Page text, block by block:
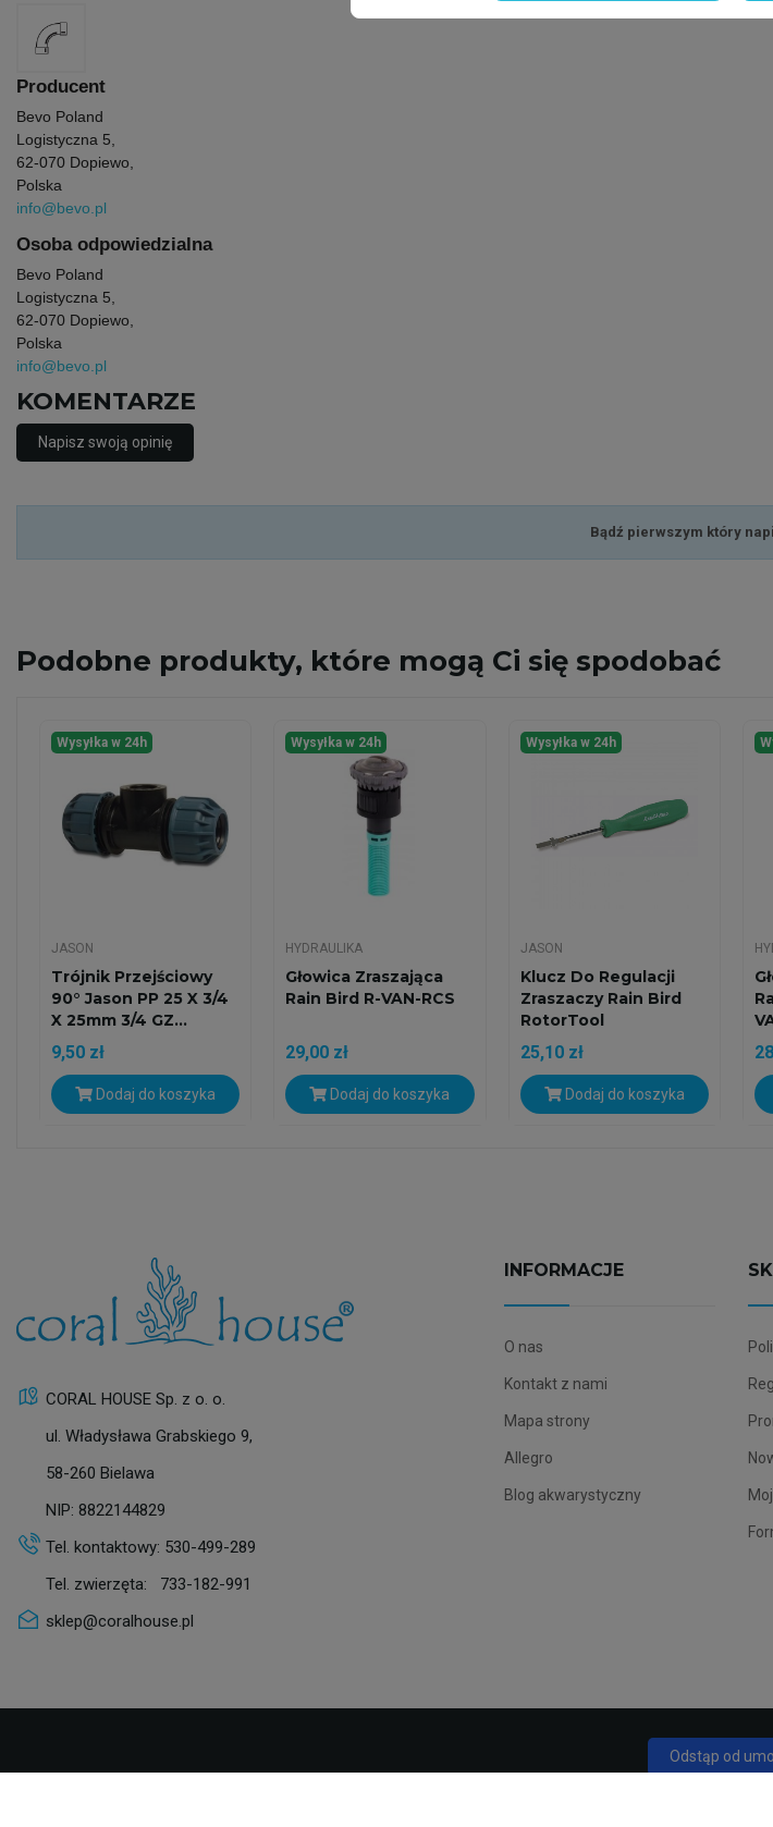
Producent
Bevo Poland
Logistyczna 5,
62-070 Dopiewo,
Polska
info@bevo.pl
Osoba odpowiedzialna
Bevo Poland
Logistyczna 5,
62-070 Dopiewo,
Polska
info@bevo.pl
KOMENTARZE
Napisz swoją opinię
Bądź pierwszym który
Podobne produkty, które mogą Ci się spodobać
Wysyłka w 24h
JASON
Trójnik Przejściowy
90° Jason PP 25 X 3/4
X 25mm 3/4 GZ...
9,50 zł
Dodaj do koszyka
Wysyłka w 24h
HYDRAULIKA
Głowica Zraszająca
Rain Bird R-VAN-RCS
29,00 zł
Dodaj do koszyka
Wysyłka w 24h
JASON
Klucz Do Regulacji
Zraszaczy Rain Bird
RotorTool
25,10 zł
Dodaj do koszyka
CORAL HOUSE Sp. z o. o.
ul. Władysława Grabskiego 9,
58-260 Bielawa
NIP: 8822144829
Tel. kontaktowy: 530-499-289
Tel. zwierzęta: 733-182-991
sklep@coralhouse.pl
INFORMACJE
O nas
Kontakt z nami
Mapa strony
Allegro
Blog akwarystyczny
Odstąp od